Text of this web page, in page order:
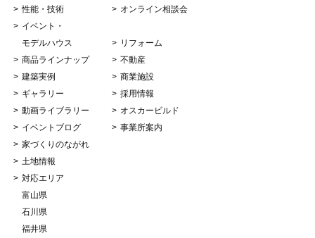
性能・技術
イベント・
モデルハウス
商品ラインナップ
建築実例
ギャラリー
動画ライブラリー
イベントブログ
家づくりのながれ
土地情報
対応エリア
富山県
石川県
福井県
オンライン相談会
リフォーム
不動産
商業施設
採用情報
オスカービルド
事業所案内